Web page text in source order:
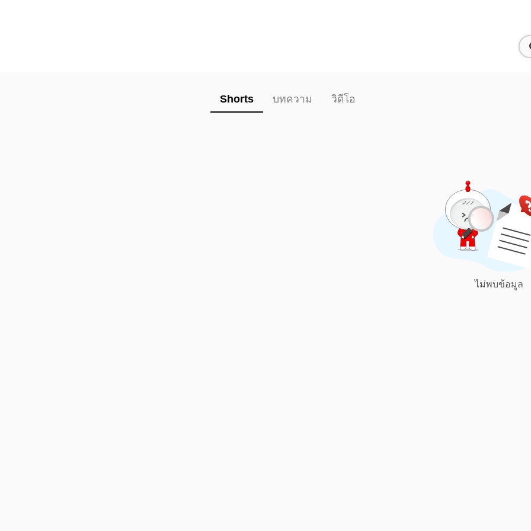
Shorts บทความ วิดีโอ
ไม่พบข้อมูล